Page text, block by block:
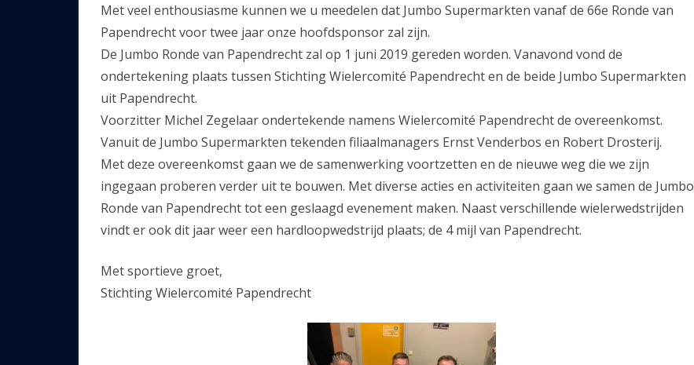
Supermarkten
voor
de
2
jaar
hoofdsponsor
Ronde
van
Met veel enthousiasme kunnen we u meedelen dat Jumbo Supermarkten vanaf de 66e Ronde van
Papendrecht voor twee jaar onze hoofdsponsor zal zijn.
De Jumbo Ronde van Papendrecht zal op 1 juni 2019 gereden worden. Vanavond vond de
ondertekening plaats tussen Stichting Wielercomité Papendrecht en de beide Jumbo Supermarkten
uit Papendrecht.
Voorzitter Michel Zegelaar ondertekende namens Wielercomité Papendrecht de overeenkomst.
Vanuit de Jumbo Supermarkten tekenden filiaalmanagers Ernst Venderbos en Robert Drosterij.
Met deze overeenkomst gaan we de samenwerking voortzetten en de nieuwe weg die we zijn
ingegaan proberen verder uit te bouwen. Met diverse acties en activiteiten gaan we samen de Jumbo
Ronde van Papendrecht tot een geslaagd evenement maken. Naast verschillende wielerwedstrijden
vindt er ook dit jaar weer een hardloopwedstrijd plaats; de 4 mijl van Papendrecht.
Met sportieve groet,
Stichting Wielercomité Papendrecht